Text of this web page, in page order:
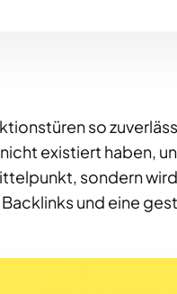
so
existiert haben,
sondern
und eine